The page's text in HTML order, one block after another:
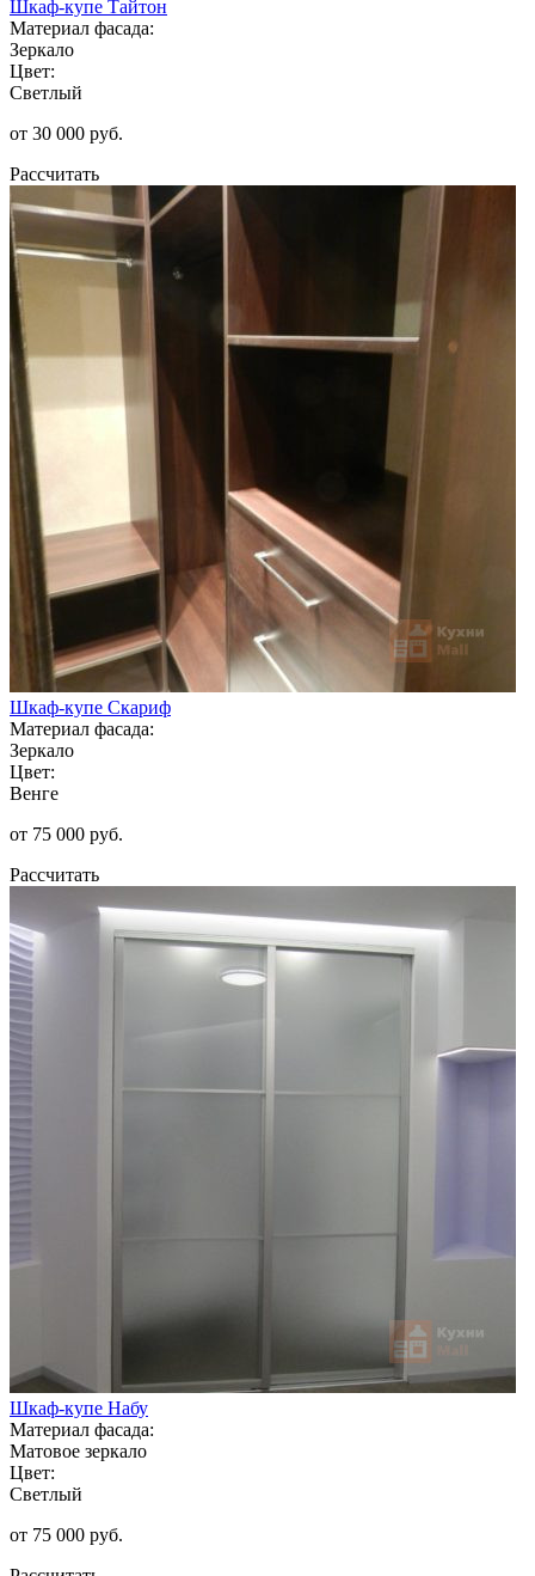
Шкаф-купе Тайтон
Материал фасада:
Зеркало
Цвет:
Светлый
от 30 000 руб.
Рассчитать
Шкаф-купе Скариф
Материал фасада:
Зеркало
Цвет:
Венге
от 75 000 руб.
Рассчитать
Шкаф-купе Набу
Материал фасада:
Матовое зеркало
Цвет:
Светлый
от 75 000 руб.